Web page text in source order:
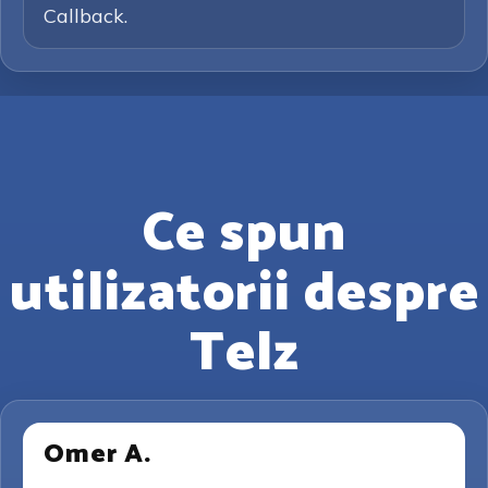
Callback.
Ce spun
utilizatorii despre
Telz
Omer A.